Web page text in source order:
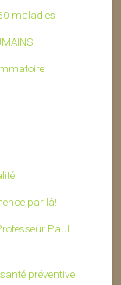
maladies
par là!
Paul
préventive